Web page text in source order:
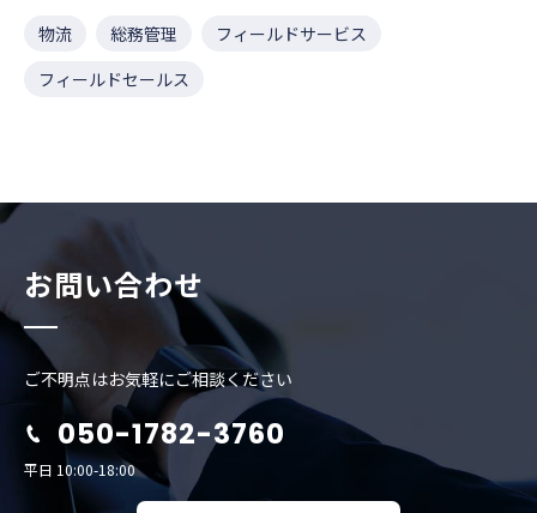
物流 総務管理
フィールドサービス
フィールドセールス
お問い合わせ
ご不明点はお気軽にご相談ください
050-1782-3760
平日 10:00-18:00